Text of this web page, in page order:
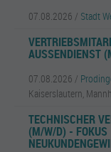
07.08.2026 / Stadt
AUSSENDIENST
07.08.2026 /
Kaiserslautern,
TECHNISCHER
(M/W/D) - FOKUS